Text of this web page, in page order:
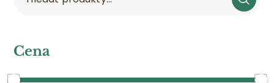
Cena